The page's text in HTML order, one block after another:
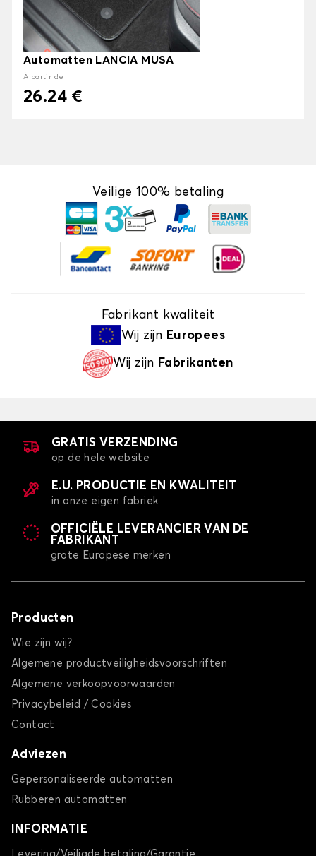
Automatten LANCIA MUSA
À partir de
26.24 €
Veilige 100% betaling
Fabrikant kwaliteit
Wij zijn Europees
Wij zijn Fabrikanten
GRATIS VERZENDING
op de hele website
E.U. PRODUCTIE EN KWALITEIT
in onze eigen fabriek
OFFICIËLE LEVERANCIER VAN DE
FABRIKANT
grote Europese merken
Producten
Wie zijn wij?
Algemene productveiligheidsvoorschriften
Algemene verkoopvoorwaarden
Privacybeleid / Cookies
Contact
Adviezen
Gepersonaliseerde automatten
Rubberen automatten
INFORMATIE